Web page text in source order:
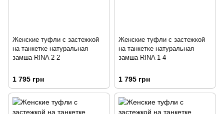
Женские туфли с застежкой
на танкетке натуральная
замша RINA 2-2
1 795 грн
Женские туфли с застежкой
на танкетке натуральная
замша RINA 1-4
1 795 грн